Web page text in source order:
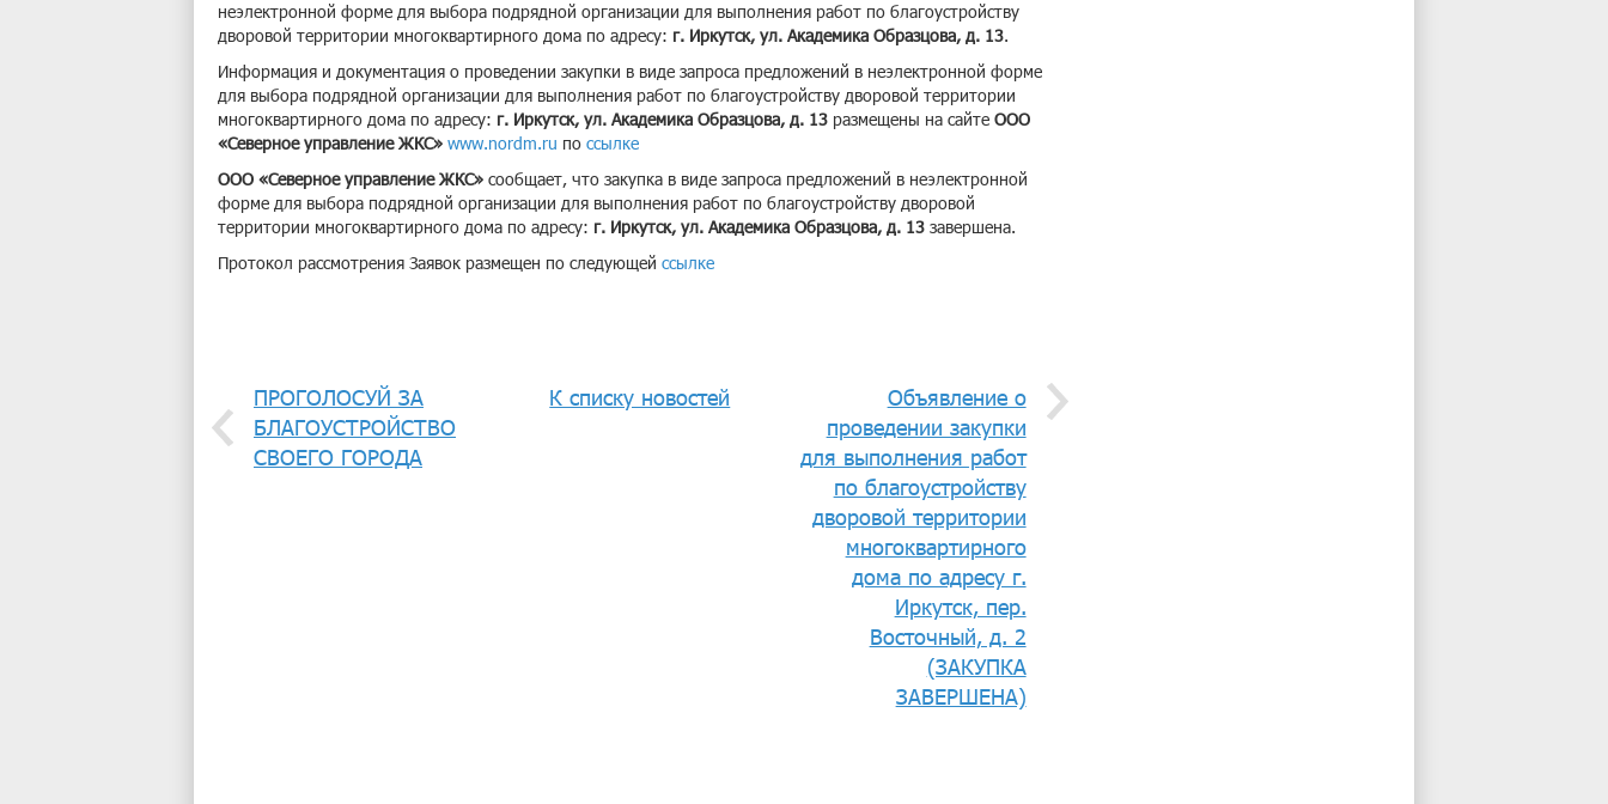
неэлектронной форме для выбора подрядной организации для выполнения работ по благоустройству
дворовой территории многоквартирного дома по адресу: г. Иркутск, ул. Академика Образцова, д. 13.
Информация и документация о проведении закупки в виде запроса предложений в неэлектронной форме
для выбора подрядной организации для выполнения работ по благоустройству дворовой территории
многоквартирного дома по адресу: г. Иркутск, ул. Академика Образцова, д. 13 размещены на сайте ООО
«Северное управление ЖКС» www.nordm.ru по ссылке
ООО «Северное управление ЖКС» сообщает, что закупка в виде запроса предложений в неэлектронной
форме для выбора подрядной организации для выполнения работ по благоустройству дворовой
территории многоквартирного дома по адресу: г. Иркутск, ул. Академика Образцова, д. 13 завершена.
Протокол рассмотрения Заявок размещен по следующей ссылке
ПРОГОЛОСУЙ ЗА
БЛАГОУСТРОЙСТВО
СВОЕГО ГОРОДА
К списку новостей
Объявление о
проведении закупки
для выполнения работ
по благоустройству
дворовой территории
многоквартирного
дома по адресу г.
Иркутск, пер.
Восточный, д. 2
(ЗАКУПКА
ЗАВЕРШЕНА)